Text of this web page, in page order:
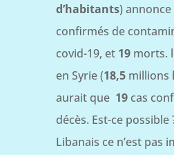
d’habitants) annonce
confirmés de
covid-19, et 19morts.
en Syrie (18,5millions
aurait que 19cas
décès. Est-ce possible
Libanais ce n’est pas